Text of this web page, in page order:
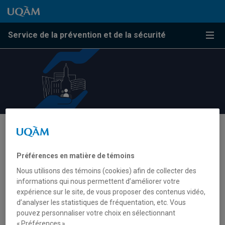
Passer au contenu
Accéder au menu principal
Accéder à la recherche
Passer au contenu
Accéder au menu principal
Service de la prévention et de la sécurité
Menu
Manipulation d’acide
fluorhydrique
La manipulation d’acide fluorhydrique (HF) comporte
certains risques spécifiques et demande des précautions
particulières.
Préférences en matière de témoins
Nous utilisons des témoins (cookies) afin de collecter des
informations qui nous permettent d’améliorer votre
expérience sur le site, de vous proposer des contenus vidéo,
d’analyser les statistiques de fréquentation, etc. Vous
pouvez personnaliser votre choix en sélectionnant